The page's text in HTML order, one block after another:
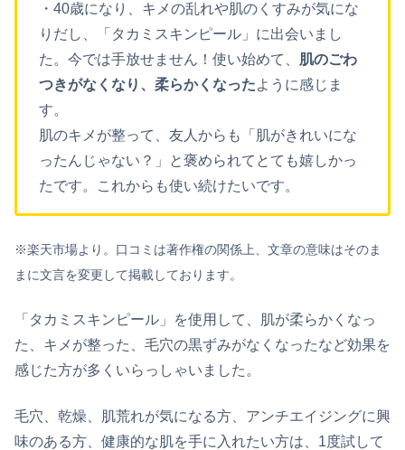
・40歳になり、キメの乱れや肌のくすみが気にな
りだし、「タカミスキンピール」に出会いまし
た。今では手放せません！使い始めて、 肌のごわ
つきがなくなり、柔らかくなったように感じま
す。
肌のキメが整って、友人からも「肌がきれいにな
ったんじゃない？」と褒められてとても嬉しかっ
たです。これからも使い続けたいです。
※楽天市場より。口コミは著作権の関係上、文章の意味はそのま
まに文言を変更して掲載しております。
「タカミスキンピール」を使用して、肌が柔らかくなっ
た、キメが整った、毛穴の黒ずみがなくなったなど効果を
感じた方が多くいらっしゃいました。
毛穴、乾燥、肌荒れが気になる方、アンチエイジングに興
味のある方、健康的な肌を手に入れたい方は、1度試して